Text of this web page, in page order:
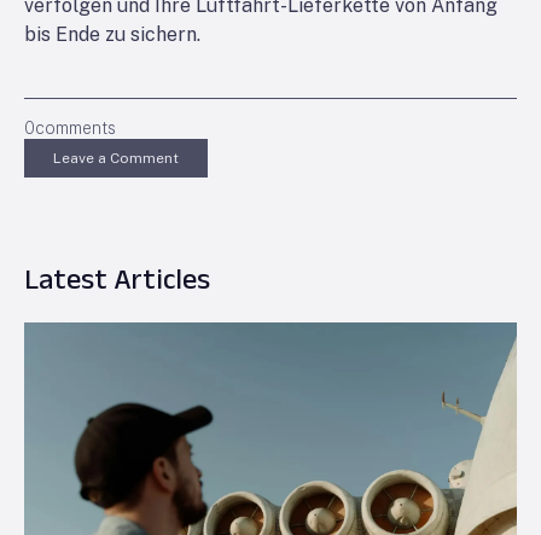
verfolgen und Ihre Luftfahrt-Lieferkette von Anfang
bis Ende zu sichern.
0comments
Leave a Comment
Latest Articles